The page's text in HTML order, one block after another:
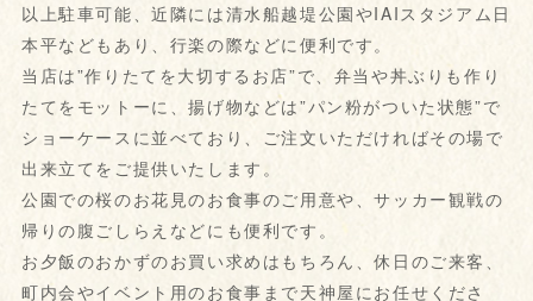
以上駐車可能、近隣には清水船越堤公園やIAIスタジアム日
本平などもあり、行楽の際などに便利です。
当店は”作りたてを大切するお店”で、弁当や丼ぶりも作り
たてをモットーに、揚げ物などは”パン粉がついた状態”で
ショーケースに並べており、ご注文いただければその場で
出来立てをご提供いたします。
公園での桜のお花見のお食事のご用意や、サッカー観戦の
帰りの腹ごしらえなどにも便利です。
お夕飯のおかずのお買い求めはもちろん、休日のご来客、
町内会やイベント用のお食事まで天神屋にお任せくださ